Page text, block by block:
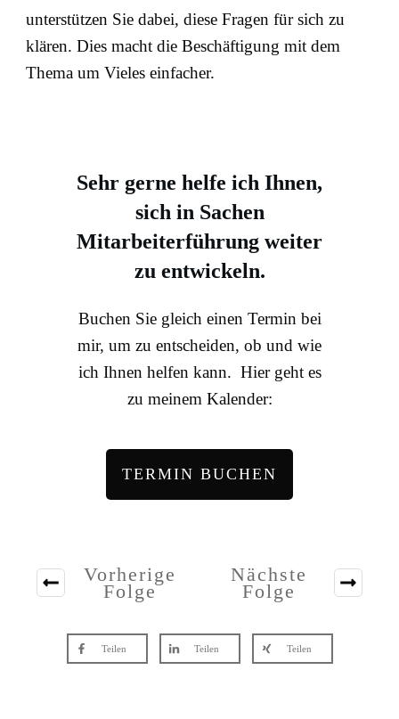
unterstützen Sie dabei, diese Fragen für sich zu
klären. Dies macht die Beschäftigung mit dem
Thema um Vieles einfacher.
Sehr gerne helfe ich Ihnen,
sich in Sachen
Mitarbeiterführung weiter
zu entwickeln.
Buchen Sie gleich einen Termin bei
mir, um zu entscheiden, ob und wie
ich Ihnen helfen kann. Hier geht es
zu meinem Kalender:
TERMIN BUCHEN
Vorherige
Folge
Nächste
Folge
Teilen Teilen Teilen